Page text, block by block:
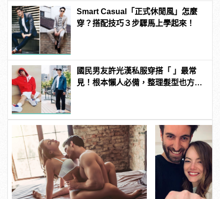
Smart Casual「正式休閒風」怎麼
穿？搭配技巧３步驟馬上學起來！
國民男友許光漢私服穿搭「 」最常
見！根本懶人必備，整理髮型也方便